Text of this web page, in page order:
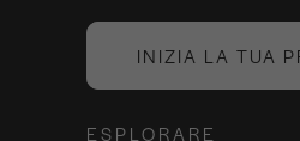
INIZIA LA TUA
ESPLORARE